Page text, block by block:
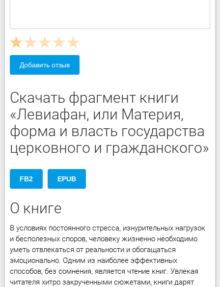
Добавить отзыв
Скачать фрагмент книги
«Левиафан, или Материя,
форма и власть государства
церковного и гражданского»
FB2 EPUB
О книге
В условиях постоянного стресса, изнурительных нагрузок
и бесполезных споров, человеку жизненно необходимо
уметь отвлекаться от реальности и обогащаться
эмоционально. Одним из наиболее эффективных
способов, без сомнения, является чтение книг. Увлекая
читателя хитро закрученными сюжетами, книги дарят